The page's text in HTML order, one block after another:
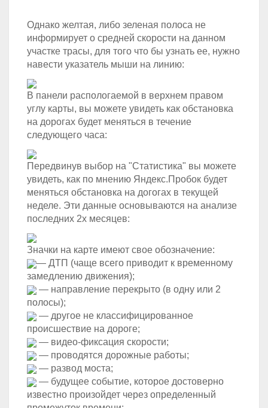
Однако желтая, либо зеленая полоса не
информирует о средней скорости на данном
участке трасы, для того что бы узнать ее, нужно
навести указатель мыши на линию:
В панели распологаемой в верхнем правом
углу карты, вы можете увидеть как обстановка
на дорогах будет меняться в течение
следующего часа:
Передвинув выбор на "Статистика" вы можете
увидеть, как по мнению Яндекс.Пробок будет
меняться обстановка на догогах в текущей
неделе. Эти данные основываются на анализе
последних 2х месяцев:
Значки на карте имеют свое обозначение:
— ДТП (чаще всего приводит к временному
замедлению движения);
— направление перекрыто (в одну или 2
полосы);
— другое не классифицированное
происшествие на дороге;
— видео-фиксация скорости;
— проводятся дорожные работы;
— развод моста;
— будущее событие, которое достоверно
известно произойдет через определенный